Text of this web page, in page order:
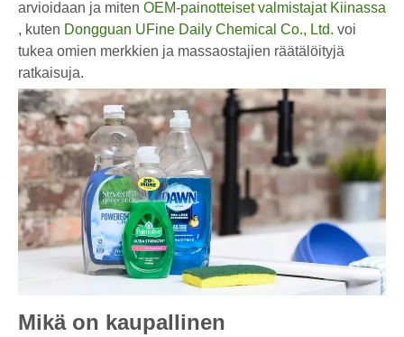
arvioidaan ja miten OEM-painotteiset valmistajat Kiinassa
, kuten Dongguan UFine Daily Chemical Co., Ltd. voi
tukea omien merkkien ja massaostajien räätälöityjä
ratkaisuja.
Mikä on kaupallinen